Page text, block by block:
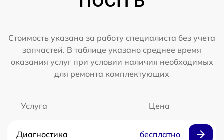
Стоимость указана за работу специалиста без учета
запчастей. В таблице указано среднее время
оказания услуг при условии наличия необходимых
для ремонта комплектующих
Услуга Цена
Диагностика бесплатно